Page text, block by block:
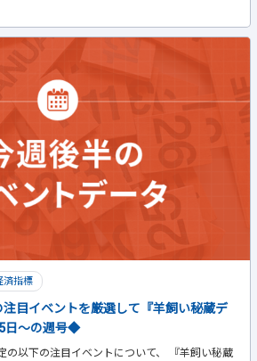
済指標
注目イベントを厳選して『羊飼い秘蔵デ
日～の週号◆
の以下の注目イベントについて、 『羊飼い秘蔵